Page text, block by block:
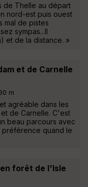
de Thelle au départ
nord-est puis ouest
mal de pistes
sympas...Il
et de la distance. »
et de Carnelle
m
agréable dans les
de Carnelle. C'est
beau parcours avec
préférence quand le
forêt de l'Isle